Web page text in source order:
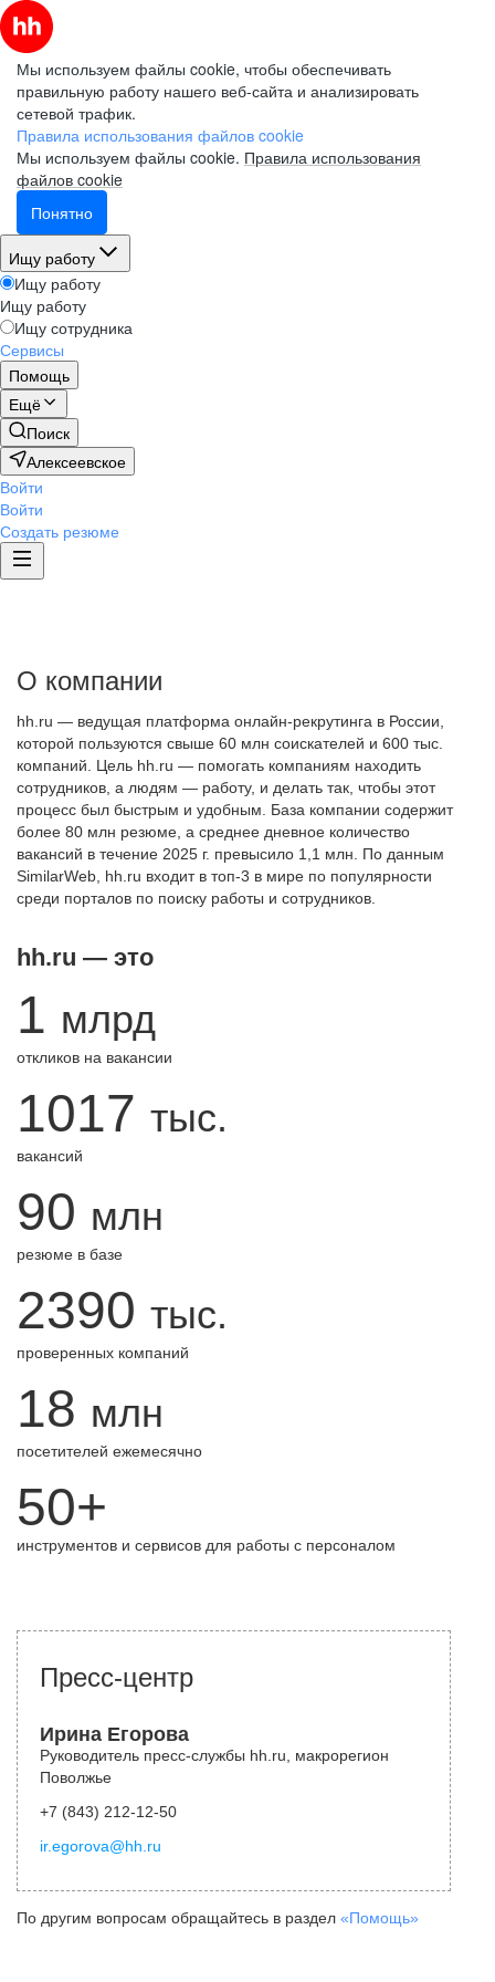
Мы используем файлы cookie, чтобы обеспечивать
правильную работу нашего веб-сайта и анализировать
сетевой трафик.
Правила использования файлов cookie
Мы используем файлы cookie. Правила использования
файлов cookie
Понятно
Ищу работу
Ищу работу
Ищу работу
Ищу сотрудника
Сервисы
Помощь
Ещё
Поиск
Алексеевское
Войти
Войти
Создать резюме
О компании
hh.ru — ведущая платформа онлайн-рекрутинга в России,
которой пользуются свыше 60 млн соискателей и 600 тыс.
компаний. Цель hh.ru — помогать компаниям находить
сотрудников, а людям — работу, и делать так, чтобы этот
процесс был быстрым и удобным. База компании содержит
более 80 млн резюме, а среднее дневное количество
вакансий в течение 2025 г. превысило 1,1 млн. По данным
SimilarWeb, hh.ru входит в топ-3 в мире по популярности
среди порталов по поиску работы и сотрудников.
hh.ru — это
1 млрд
откликов на вакансии
1017 тыс.
вакансий
90 млн
резюме в базе
2390 тыс.
проверенных компаний
18 млн
посетителей ежемесячно
50+
инструментов и сервисов для работы с персоналом
Пресс-центр
Ирина Егорова
Руководитель пресс-службы hh.ru, макрорегион
Поволжье
+7 (843) 212-12-50
ir.egorova@hh.ru
По другим вопросам обращайтесь в раздел «Помощь»